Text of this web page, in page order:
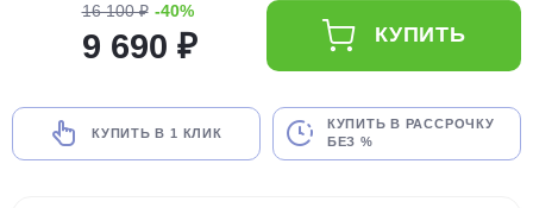
16 100 ₽ -40%
9 690 ₽ КУПИТЬ
КУПИТЬ В 1 КЛИК
КУПИТЬ В РАССРОЧКУ
БЕЗ %
25
недели
Остались вопросы?
8 800 302-02-51